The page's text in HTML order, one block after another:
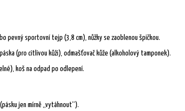
pevný sportovní tejp (3,8 cm), nůžky se zaoblenou špičkou.
(pro citlivou kůži), odmašťovač kůže (alkoholový tamponek).
koš na odpad po odlepení.
jen mírně „vytáhnout“).